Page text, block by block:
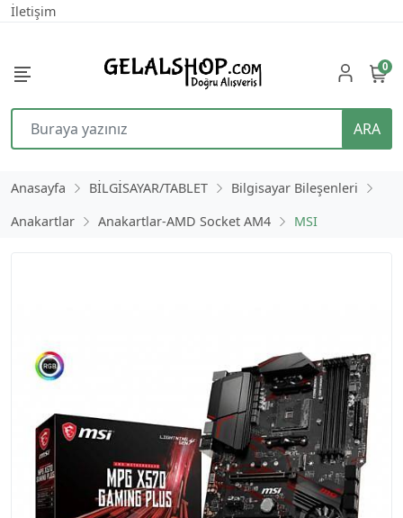
İletişim
ARA
0
Anasayfa BİLGİSAYAR/TABLET
Bilgisayar Bileşenleri
Anakartlar
Anakartlar-AMD Socket AM4 MSI